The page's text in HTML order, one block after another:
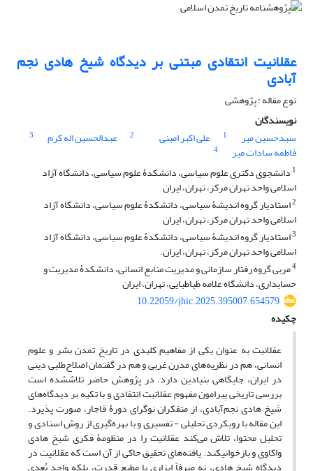
عقلانیت انتقادی مبتنی ‏بر دیدگاه شیخ ‏هادی ‏نجم‏
آبادی
نوع مقاله : پژوهشی
نویسندگان
سیدحسین میر
1 علی اکبر امینی 2 عبدالحسین اله کرم 3
فاطمه سادات میر
4
1 دانشجوی دکتری علوم سیاسی، دانشکدۀ علوم سیاسی، دانشگاه آزاد
اسلامی واحد تهران مرکز، تهران، ایران
2استادیار گروه اندیشۀ سیاسی، دانشکدۀ علوم سیاسی، دانشگاه آزاد
اسلامی واحد تهران مرکز، تهران، ایران
3استادیار گروه اندیشۀ سیاسی، دانشکدۀ علوم سیاسی، دانشگاه آزاد
اسلامی واحد تهران مرکز، تهران، ایران.
4مربی گروه رفتار سازمانی و مدیریت منابع انسانی، دانشکدۀ مدیریت و
حسابداری، دانشگاه علامه طباطبایی، تهران، ایران
10.22059/jhic.2025.395007.654579
چکیده
عقلانیت به‌ عنوان یکی از مفاهیم کلیدی در تاریخ تمدن ‏بشر و علوم
‏انسانی، هم در نظریه‌های مدرن غربی و هم در گفتمان اصلاح‌طلبی دینی
در ایران، جایگاهی بنیادین دارد. در پژوهش حاضر تلاش‏شده ‏است
بررسی تاریخی پیرامون مفهوم عقلانیت انتقادی و با تکیه بر دیدگاه‌های
شیخ هادی نجم‌آبادی، از متفکران نوگرای دورۀ قاجار، صورت پذیرد.
این مقاله با رویکردی تحلیلی - تفسیری و با بهره‌گیری از روش اسنادی و
تحلیل محتوا، تلاش می‌کند عقلانیت را در منظومۀ فکری شیخ هادی
واکاوی و بازخوانی‏کند. یافته‌های تحقیق حاکی از آن است که عقلانیت در